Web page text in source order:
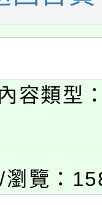
低收入戶
可洽有
及科技
科技中
入校路
年度第
行報名
容類型
/瀏覽：